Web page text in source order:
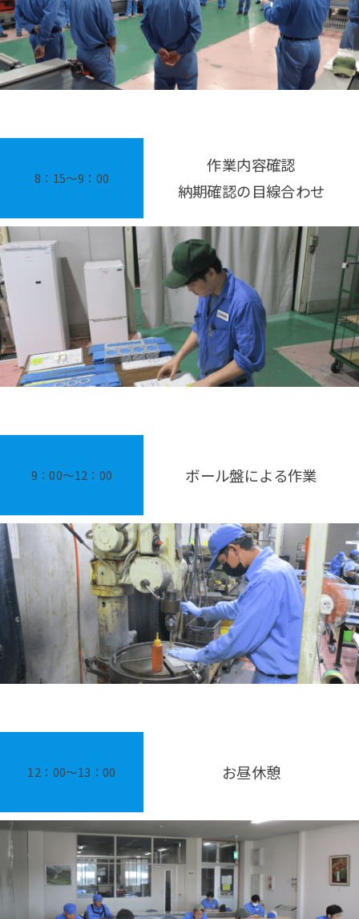
8：15〜9：00
作業内容確認
納期確認の目線合わせ
9：00〜12：00 ボール盤による作業
12：00〜13：00 お昼休憩